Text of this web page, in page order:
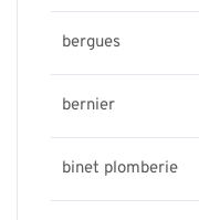
bergues
bernier
binet plomberie